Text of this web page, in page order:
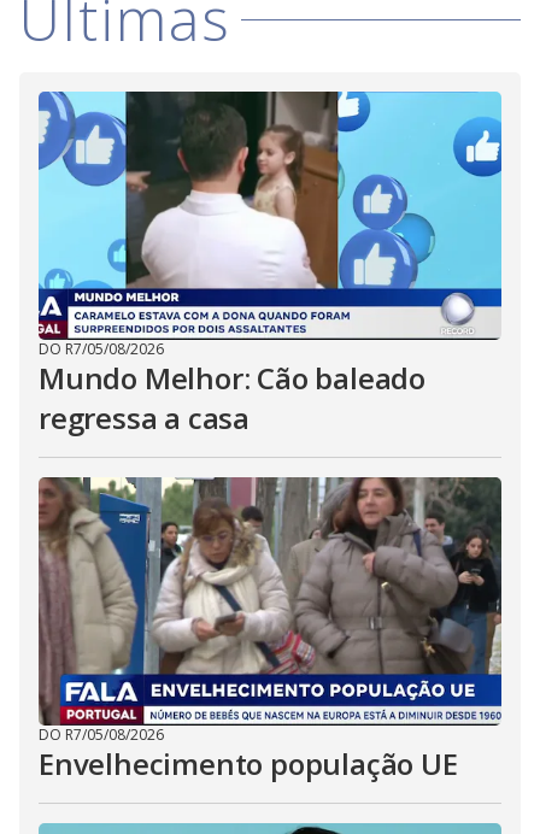
V
i
d
e
o
Últimas
DO R7/05/08/2026
Mundo Melhor: Cão baleado
regressa a casa
DO R7/05/08/2026
Envelhecimento população UE